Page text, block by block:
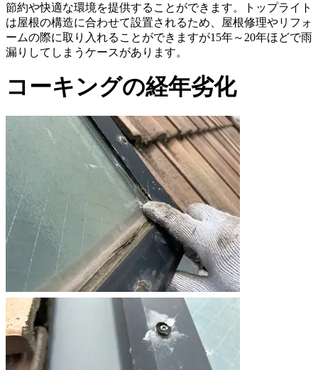
節約や快適な環境を提供することができます。トップライト
は屋根の構造に合わせて設置されるため、屋根修理やリフォ
ームの際に取り入れることができますが15年～20年ほどで雨
漏りしてしまうケースがあります。
コーキングの経年劣化